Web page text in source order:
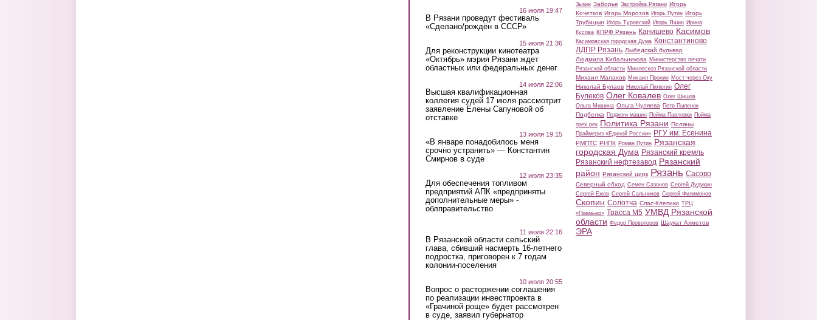
16 июля 19:47
В Рязани проведут фестиваль
«Сделано/рождён в СССР»
15 июля 21:36
Для реконструкции кинотеатра
«Октябрь» мэрия Рязани ждет
областных или федеральных денег
14 июля 22:06
Высшая квалификационная
коллегия судей 17 июля рассмотрит
заявление Елены Сапуновой об
отставке
13 июля 19:15
«В январе понадобилось меня
срочно устранить» — Константин
Смирнов в суде
12 июля 23:35
Для обеспечения топливом
предприятий АПК «предприняты
дополнительные меры» -
облправительство
11 июля 22:16
В Рязанской области сельский
глава, сбивший насмерть 16-летнего
подростка, приговорен к 7 годам
колонии-поселения
10 июля 20:55
Вопрос о расторжении соглашения
по реализации инвестпроекта в
«Грачиной роще» будет рассмотрен
в суде, заявил губернатор
Зызин Заборье Застройка Рязани Игорь
Кочетков Игорь Морозов Игорь Путин Игорь
Трубицын Игорь Туровский Игорь Яшин Ирина
Кусова КПРФ Рязань Канищево Касимов
Касимовская городская Дума Константиново
ЛДПР Рязань Лыбедский бульвар
Людмила Кибальникова Министерство печати
Рязанской области Минлесхоз Рязанской области
Михаил Малахов Михаил Пронин Мост через Оку
Николай Булаев Николай Пилюгин Олег
Булеков Олег Ковалев Олег Шишов
Ольга Мишина Ольга Чуляева Петр Пыленок
Подбелка Поджоги машин Пойма Павловки Пойма
трех рек Политика Рязани Поляны
Праймериз «Единой России» РГУ им. Есенина
РМПТС РНПК Роман Путин Рязанская
городская Дума Рязанский кремль
Рязанский нефтезавод Рязанский
район Рязанский цирк Рязань Сасово
Северный обход Семен Сазонов Сергей Дудукин
Сергей Ежов Сергей Сальников Сергей Филимонов
Скопин Солотча Спас-Клепики ТРЦ
«Премьер» Трасса М5 УМВД Рязанской
области Федор Провоторов Шаукат Ахметов
ЭРА